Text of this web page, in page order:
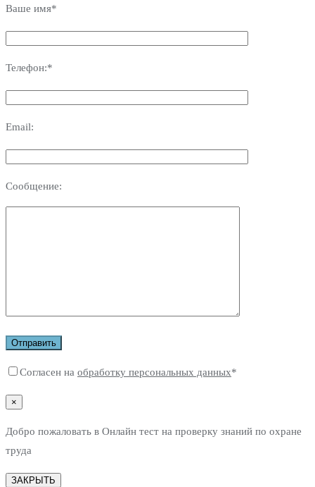
Ваше имя*
Телефон:*
Email:
Сообщение:
Согласен на обработку персональных данных*
×
Добро пожаловать в Онлайн тест на проверку знаний по охране
труда
ЗАКРЫТЬ